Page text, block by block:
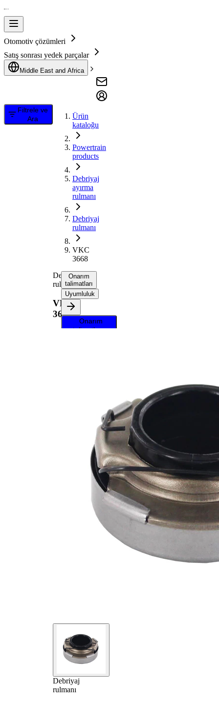
Otomotiv çözümleri
Satış sonrası yedek parçalar
Middle East and Africa
Filtrele ve
Ara
Ürün
kataloğu
Powertrain
products
Debriyaj
ayırma
rulmanı
Debriyaj
rulmanı
VKC
3668
Debriyaj
rulmanı
VKC
3668
Debriyaj
rulmanı
Onarım
talimatları
Uyumluluk
Onarım
talimatlarını